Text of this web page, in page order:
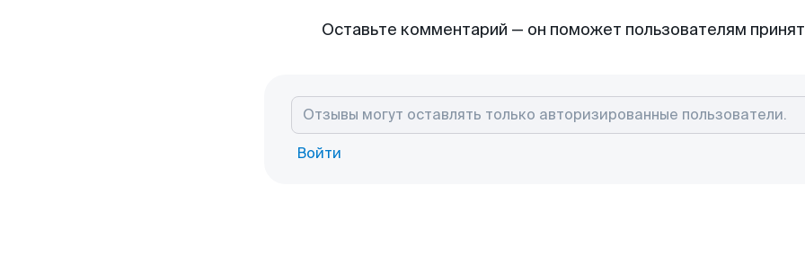
Оставьте комментарий — он поможет пользователям
Войти